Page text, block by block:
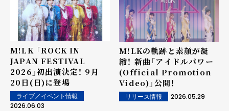
M!LK 「ROCK IN
JAPAN FESTIVAL
2026」初出演決定！ 9月
20日(日)に登場
ライブ／イベント情報
2026.06.03
M!LKの軌跡と素顔が凝
縮！ 新曲「アイドルパワー
(Official Promotion
Video)」公開！
リリース情報 2026.05.29